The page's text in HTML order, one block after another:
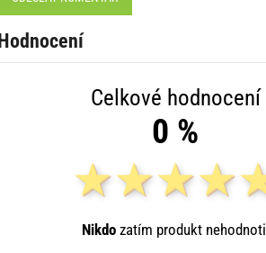
Hodnocení
Celkové hodnocení
0 %
Nikdozatím produkt nehodnotil